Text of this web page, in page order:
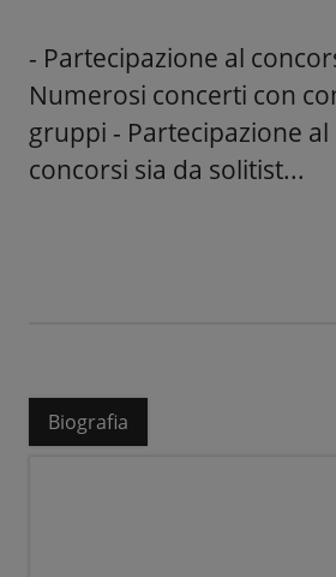
- Partecipazione al
Numerosi concerti con
gruppi - Partecipazione al
concorsi sia da solitist...
Biografia